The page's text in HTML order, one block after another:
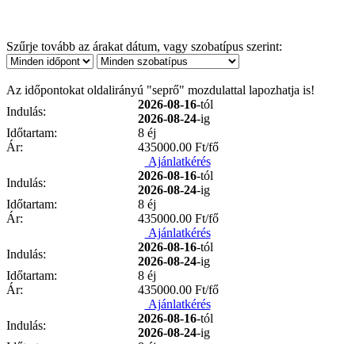
Szűrje tovább az árakat dátum, vagy szobatípus szerint:
Az időpontokat oldalirányú "seprő" mozdulattal lapozhatja is!
Indulás:
2026-08-16-tól
2026-08-24-ig
Időtartam:
8 éj
Ár:
435000.00 Ft/fő
Ajánlatkérés
Indulás:
2026-08-16-tól
2026-08-24-ig
Időtartam:
8 éj
Ár:
435000.00 Ft/fő
Ajánlatkérés
Indulás:
2026-08-16-tól
2026-08-24-ig
Időtartam:
8 éj
Ár:
435000.00 Ft/fő
Ajánlatkérés
Indulás:
2026-08-16-tól
2026-08-24-ig